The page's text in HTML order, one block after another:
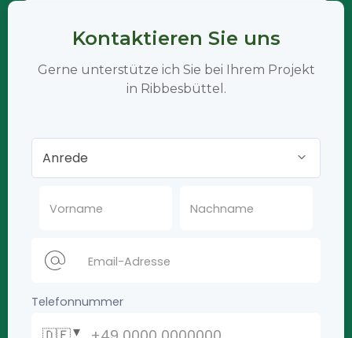
Kontaktieren Sie uns
Gerne unterstütze ich Sie bei Ihrem Projekt
in Ribbesbüttel.